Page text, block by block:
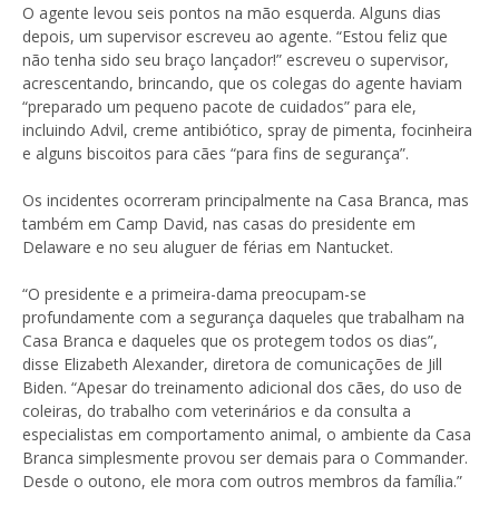
O agente levou seis pontos na mão esquerda. Alguns dias
depois, um supervisor escreveu ao agente. “Estou feliz que
não tenha sido seu braço lançador!” escreveu o supervisor,
acrescentando, brincando, que os colegas do agente haviam
“preparado um pequeno pacote de cuidados” para ele,
incluindo Advil, creme antibiótico, spray de pimenta, focinheira
e alguns biscoitos para cães “para fins de segurança”.
Os incidentes ocorreram principalmente na Casa Branca, mas
também em Camp David, nas casas do presidente em
Delaware e no seu aluguer de férias em Nantucket.
“O presidente e a primeira-dama preocupam-se
profundamente com a segurança daqueles que trabalham na
Casa Branca e daqueles que os protegem todos os dias”,
disse Elizabeth Alexander, diretora de comunicações de Jill
Biden. “Apesar do treinamento adicional dos cães, do uso de
coleiras, do trabalho com veterinários e da consulta a
especialistas em comportamento animal, o ambiente da Casa
Branca simplesmente provou ser demais para o Commander.
Desde o outono, ele mora com outros membros da família.”